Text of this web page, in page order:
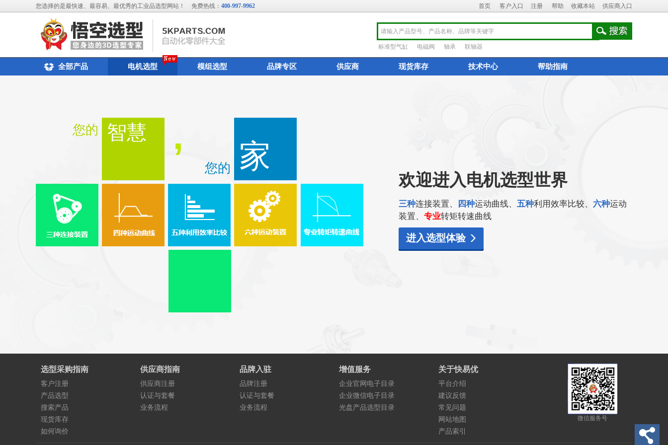
您选择的是最快速、最容易、最优秀的工业品选型网站！ 免费热线： 400-997-9962 首页 客户入口 注册 帮助 收藏本站 供应商入口
标准型气缸 电磁阀 轴承 联轴器
全部产品 电机选型 模组选型 品牌专区 供应商 现货库存 技术中心 帮助指南
您的 智慧 ,
您的 家
欢迎进入电机选型世界
三种连接装置、 四种运动曲线、 五种利用效率比较、 六种运动
装置、 专业转矩转速曲线
进入选型体验
选型采购指南
客户注册
产品选型
搜索产品
现货库存
如何询价
供应商指南
供应商注册
认证与套餐
业务流程
品牌入驻
品牌注册
认证与套餐
业务流程
增值服务
企业官网电子目录
企业微信电子目录
光盘产品选型目录
关于快易优
平台介绍
建议反馈
常见问题
网站地图
产品索引
微信服务号